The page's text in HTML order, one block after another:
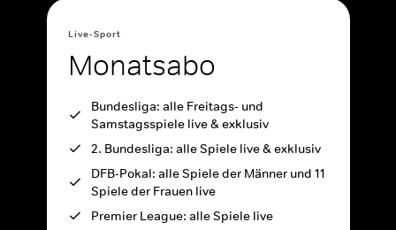
Live-Sport
Monatsabo
Bundesliga: alle Freitags- und
Samstagsspiele live & exklusiv
2. Bundesliga: alle Spiele live & exklusiv
DFB-Pokal: alle Spiele der Männer und 11
Spiele der Frauen live
Premier League: alle Spiele live